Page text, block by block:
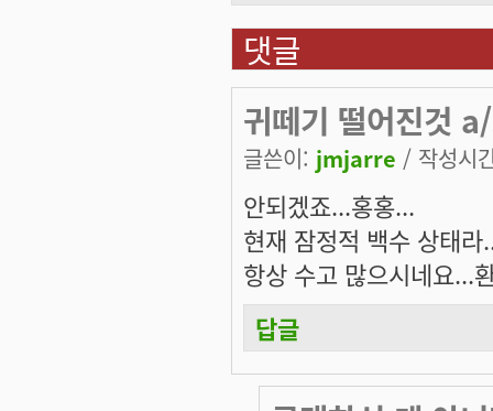
댓글
귀떼기 떨어진것
글쓴이: jmjarre / 작성시
안되겠죠...홍홍...
현재 잠정적 백수 상태
항상 수고 많으시네요...
답글